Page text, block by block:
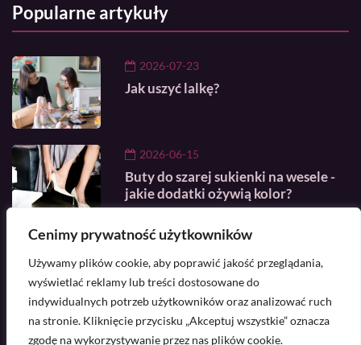
Cenimy prywatność użytkowników
Używamy plików cookie, aby poprawić jakość przeglądania,
wyświetlać reklamy lub treści dostosowane do
indywidualnych potrzeb użytkowników oraz analizować ruch
na stronie. Kliknięcie przycisku „Akceptuj wszystkie” oznacza
zgodę na wykorzystywanie przez nas plików cookie.
Popularne artykuły
2026-07-23
Jak uszyć lalkę?
2026-06-15
Buty do szarej sukienki na wesele -
jakie dodatki ożywią kolor?
2025-07-03
Jak powinna wyglądać garderoba
eleganckiego mężczyzny?
Masz pytanie? Skontaktuj się z nami -